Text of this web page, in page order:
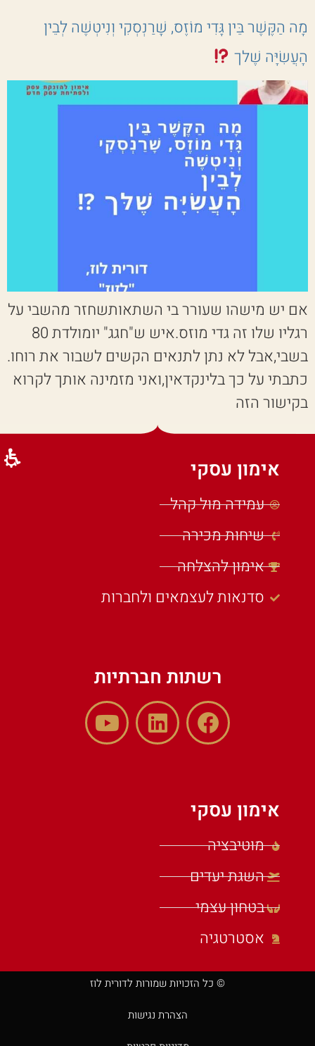
מָה הַקֶּשֶׁר בֵּין גָּדִי מוֹזֶס, שָׁרַנְסְקִי וְנִיטְשֶׁה לְבֵין
הָעֲשִׂיָּה שֶׁלך
אם יש מישהו שעורר בי השתאותשחזר מהשבי על
רגליו שלו זה גדי מוזס.איש ש"חגג" יומולדת 80
בשבי,אבל לא נתן לתנאים הקשים לשבור את רוחו.
כתבתי על כך בלינקדאין,ואני מזמינה אותך לקרוא
בקישור הזה
אימון עסקי
עמידה מול קהל
שיחות מכירה
אימון להצלחה
סדנאות לעצמאים ולחברות
רשתות חברתיות
אימון עסקי
מוטיבציה
השגת יעדים
בטחון עצמי
אסטרטגיה
© כל הזכויות שמורות לדורית לוז
הצהרת נגישות